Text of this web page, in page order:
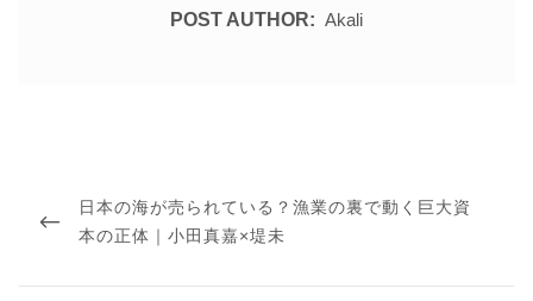
POST AUTHOR: Akali
PREVIOUS
POST
日本の海が売られている？漁業の裏で動く巨大資
本の正体｜小田真嘉×堤未